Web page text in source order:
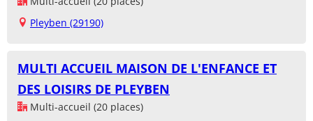
Pleyben (29190)
MULTI ACCUEIL MAISON DE L'ENFANCE ET
DES LOISIRS DE PLEYBEN
Multi-accueil (20 places)